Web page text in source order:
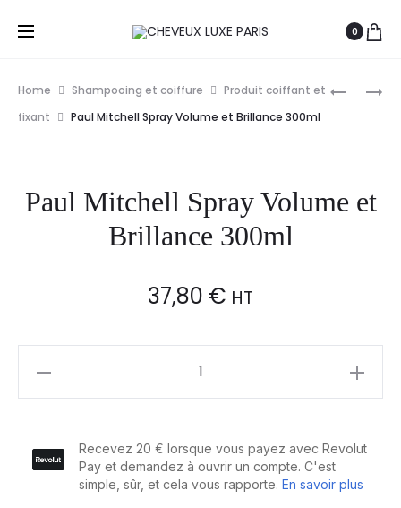
0
200ML
Home Shampooing et coiffure
Produit coiffant et
fixant
Paul Mitchell Spray Volume et Brillance 300ml
Paul Mitchell Spray Volume et
Brillance 300ml
37,80 € HT
et